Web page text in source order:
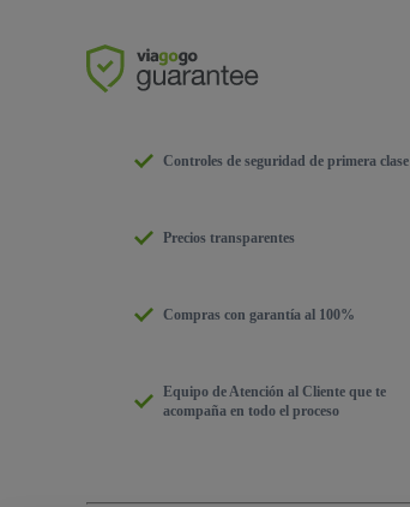
Controles de seguridad de primera clase
Precios transparentes
Compras con garantía al 100%
Equipo de Atención al Cliente que te
acompaña en todo el proceso